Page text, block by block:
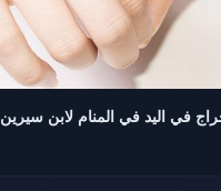
في اليد في المنام لابن سيرين